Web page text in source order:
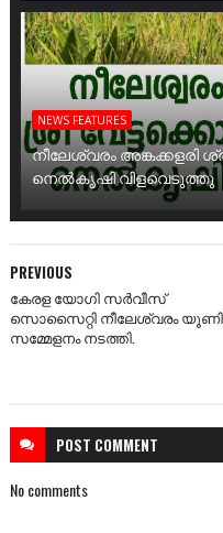
NEWS FEATURES
നീലേശ്വരം അങ്കക്കളരി
നെൽകൃഷി വിളവെടുത്തു
PREVIOUS
കേരള യോഗി സർവീസ്
സൊസൈറ്റി നീലേശ്വരം
സമ്മേളനം നടത്തി.
POST COMMENT
No comments